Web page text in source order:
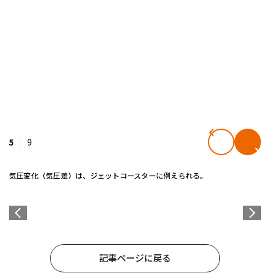
5 9
気圧変化（気圧差）は、ジェットコースターに例えられる。
記事ページに戻る